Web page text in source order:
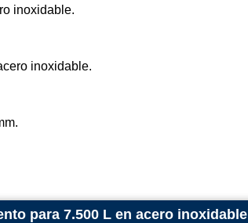
inoxidable.
inoxidable.
para 7.500 L en acero inoxidable